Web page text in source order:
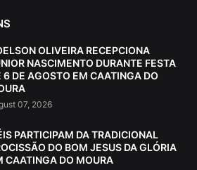
OLIVEIRA RECEPCIONA
NASCIMENTO DURANTE FESTA
6 DE AGOSTO EM CAATINGA DO
07, 2026
PARTICIPAM DA TRADICIONAL
DO BOM JESUS DA GLÓRIA
CAATINGA DO MOURA